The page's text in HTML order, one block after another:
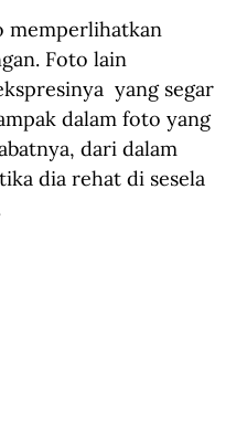
memperlihatkan
Foto lain
yang segar
dalam foto yang
dari dalam
dia rehat di sesela